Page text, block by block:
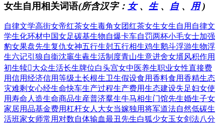
女生自用相关词语(所含汉字： 女、 生、 自、 用)
自律文学高街女帝红茶女生毒角女团红茶女生女生自用 自律文
学生化环材中国女足碳基生物自爆卡车自罚两杯小毛女士加强
豹女果盘先生复仇女神五行生尅五行相生鸡生鹅斗浮游生物浮
生六记引狼自衞沈竈生鼃生活制度青山生意进舍女壻风积作用
初生犊大众生活长生牌位白头宫女中医养生职业女性直接费
用信用经济信用等级土长根生卫生假设食用香料食用香精生态
灾难剩女心经生命快车生产过程生产费用生态建设失足妇女使
用寿命 人造生命商品生産普济羣生牛马相生门馆先生婚生子女
家居用品基金费用杠杆女人 大女当嫁独用将军道法自然低碳生
活班家女师常用对数自体输血最丑先生白狐少女玉女剑法八分